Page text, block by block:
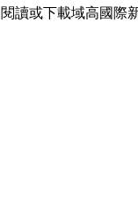
閱讀或下載域高國際